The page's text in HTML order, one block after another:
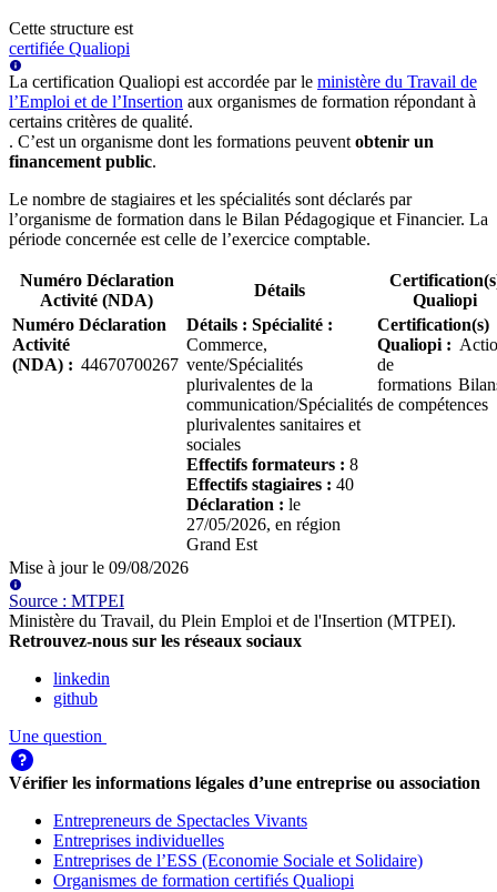
Cette structure est
certifiée Qualiopi
La certification Qualiopi est accordée par le ministère du Travail de
l’Emploi et de l’Insertion aux organismes de formation répondant à
certains critères de qualité.
. C’est un organisme dont les formations peuvent obtenir un
financement public.
Le nombre de stagiaires et les spécialités sont déclarés par
l’organisme de formation dans le Bilan Pédagogique et Financier. La
période concernée est celle de l’exercice comptable.
Numéro Déclaration
Activité (NDA)
Détails
Qualiopi
Numéro Déclaration
Activité
(NDA) : 44670700267
Détails : Spécialité :
Commerce,
vente/Spécialités
plurivalentes de la
communication/Spécialités
plurivalentes sanitaires et
sociales
Effectifs formateurs : 8
Effectifs stagiaires : 40
Déclaration : le
27/05/2026, en région
Grand Est
Certification(s)
Qualiopi :
de
formations
de compétences
Mise à jour le 09/08/2026
Source : MTPEI
Ministère du Travail, du Plein Emploi et de l'Insertion (MTPEI).
Retrouvez-nous sur les réseaux sociaux
linkedin
github
Une question
Vérifier les informations légales d’une entreprise ou association
Entrepreneurs de Spectacles Vivants
Entreprises individuelles
Entreprises de l’ESS (Economie Sociale et Solidaire)
Organismes de formation certifiés Qualiopi